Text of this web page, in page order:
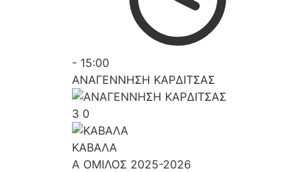
- 15:00
ΑΝΑΓΕΝΝΗΣΗ ΚΑΡΔΙΤΣΑΣ
3 0
ΚΑΒΑΛΑ
Α ΟΜΙΛΟΣ 2025-2026